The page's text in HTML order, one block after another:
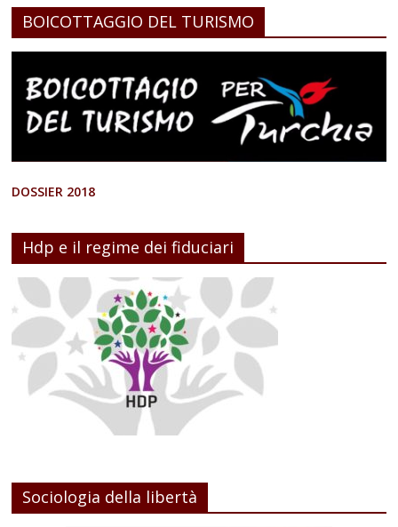
BOICOTTAGGIO DEL TURISMO
DOSSIER 2018
Hdp e il regime dei fiduciari
Sociologia della libertà